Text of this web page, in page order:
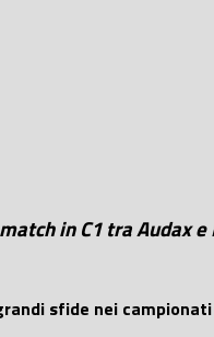
in C1 tra
sfide nei